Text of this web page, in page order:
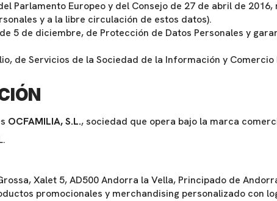
Parlamento Europeo y del Consejo de 27 de abril de
y a la libre circulación de estos datos).
5 de diciembre, de Protección de Datos Personales y
de Servicios de la Sociedad de la Información y
OCFAMILIA, S.L., sociedad que opera bajo la marca
Xalet 5, AD500 Andorra la Vella, Principado de
promocionales y merchandising personalizado con